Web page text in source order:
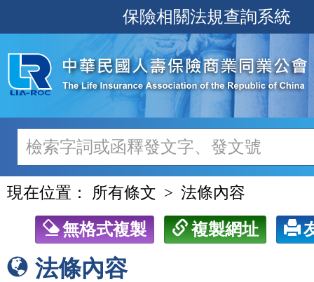
至
主
內
容
保險相關法規查詢系統
現在位置： 所有條文 法條內容
無格式複製 複製網址
法條內容